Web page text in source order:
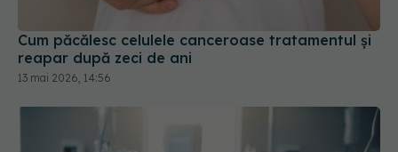
Cum păcălesc celulele canceroase tratamentul și
reapar după zeci de ani
13 mai 2026, 14:56